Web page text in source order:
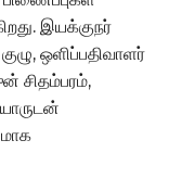
இயக்குநர்
ஒளிப்பதிவாளர்
சிதம்பரம்,